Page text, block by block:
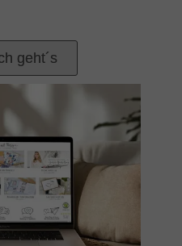
geht´s